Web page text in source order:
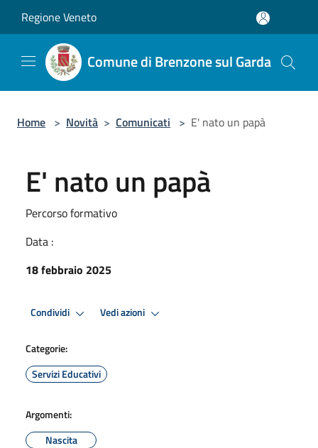
Regione Veneto
Comune di Brenzone sul Garda
Home > Novità > Comunicati > E' nato un papà
E' nato un papà
Percorso formativo
Data :
18 febbraio 2025
Condividi Vedi azioni
Categorie:
Servizi Educativi
Argomenti:
Nascita